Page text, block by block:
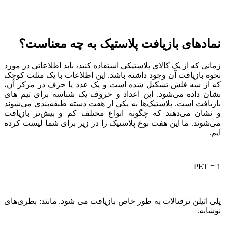
نمادهای بازیافت پلاستیک به چه معناست؟
زمانی که از یک کالای پلاستیکی استفاده کنید، باید اطلاعاتی در مورد
نحوه بازیافت آن وجود داشته باشد. این اطلاعات با یک مثلث کوچک
که از سه فلش تشکیل شده است و یک عدد یا حرف در مرکز آن،
نشان داده می‌شود. این اعداد و حروف یک شناسه برای تیم های
بازیافت است. پلاستیک‌ها به یکی از هفت دسته طبقه‌بندی می‌شوند
و نشان می‌دهند که چگونه انواع مختلف کم و بیش‌تر بازیافت
می‌شوند. ما این هفت نوع پلاستیک را در زیر برای شما لیست کرده
ایم.
1 = PET
پلی اتیلن ترفتالات به طور خاص بازیافت می شود. مانند: بطری‌های
نوشابه.